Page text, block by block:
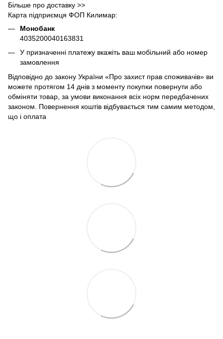
Більше про доставку >>
Карта підприємця ФОП Килимар:
Монобанк
4035200040163831
У призначенні платежу вкажіть ваш мобільний або номер
замовлення
Відповідно до закону України «Про захист прав споживачів» ви
можете протягом 14 днів з моменту покупки повернути або
обміняти товар, за умови виконання всіх норм передбачених
законом. Повернення коштів відбувається тим самим методом,
що і оплата